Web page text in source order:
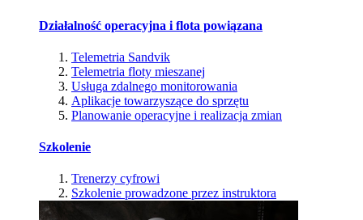
Działalność operacyjna i flota powiązana
Telemetria Sandvik
Telemetria floty mieszanej
Usługa zdalnego monitorowania
Aplikacje towarzyszące do sprzętu
Planowanie operacyjne i realizacja zmian
Szkolenie
Trenerzy cyfrowi
Szkolenie prowadzone przez instruktora